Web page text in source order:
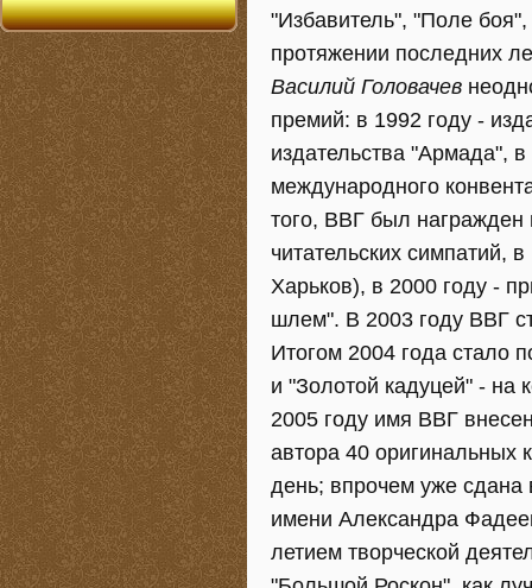
"Избавитель", "Поле
протяжении последних
Василий Головачев
премий: в 1992 году -
издательства "Армада",
международного
того, ВВГ был награжден
читательских симпатий,
Харьков), в 2000 году -
шлем". В 2003 году ВВГ
Итогом 2004 года стало
и "Золотой кадуцей" - на
2005 году имя ВВГ
автора 40 оригинальных
день; впрочем уже сдана
имени Александра
летием творческой